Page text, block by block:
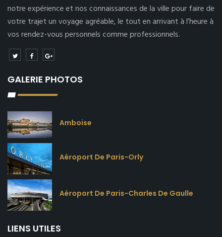
notre expérience et nos connaissances de la ville pour faire de
votre trajet un voyage agréable, le tout en arrivant à l’heure à
vos rendez-vous personnels comme professionnels.
GALERIE PHOTOS
Amboise
Aéroport De Paris-Orly
Aéroport De Paris-Charles De Gaulle
LIENS UTILES